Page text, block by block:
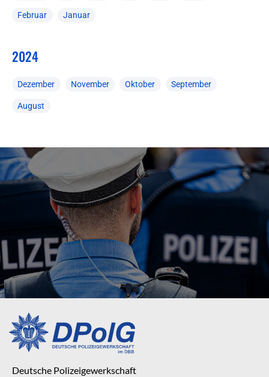
Februar Januar
2024
Dezember November Oktober September
August
Deutsche Polizeigewerkschaft